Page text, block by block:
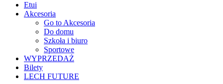
Etui
Akcesoria
Go to Akcesoria
Do domu
Szkoła i biuro
Sportowe
WYPRZEDAŻ
Bilety
LECH FUTURE